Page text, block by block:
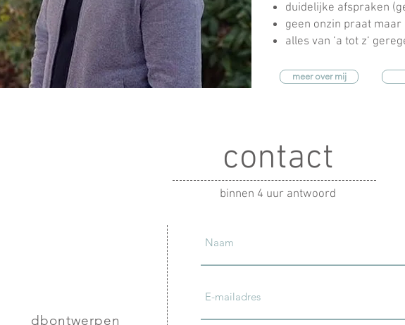
duidelijke afspraken
geen onzin praat
alles van ‘a tot z‘
meer over mij
contact
binnen 4 uur antwoord
dbontwerpen